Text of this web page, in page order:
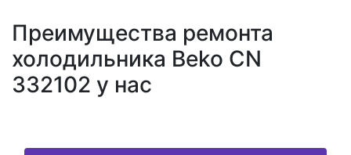
Преимущества ремонта
холодильника Beko CN
332102 у нас